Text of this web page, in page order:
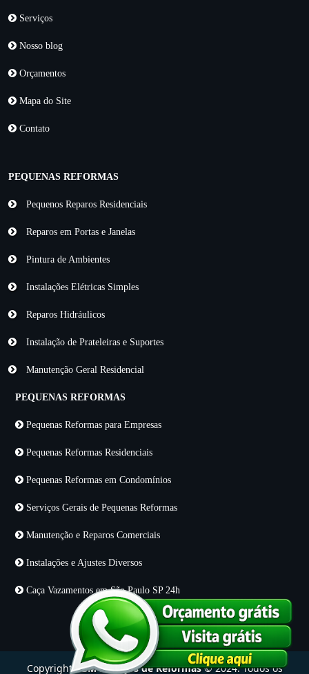
Serviços
Nosso blog
Orçamentos
Mapa do Site
Contato
PEQUENAS REFORMAS
Pequenos Reparos Residenciais
Reparos em Portas e Janelas
Pintura de Ambientes
Instalações Elétricas Simples
Reparos Hidráulicos
Instalação de Prateleiras e Suportes
Manutenção Geral Residencial
PEQUENAS REFORMAS
Pequenas Reformas para Empresas
Pequenas Reformas Residenciais
Pequenas Reformas em Condomínios
Serviços Gerais de Pequenas Reformas
Manutenção e Reparos Comerciais
Instalações e Ajustes Diversos
Caça Vazamentos em São Paulo SP 24h
CopyrightKBM Serviços de Reformas© 2024. Todos os